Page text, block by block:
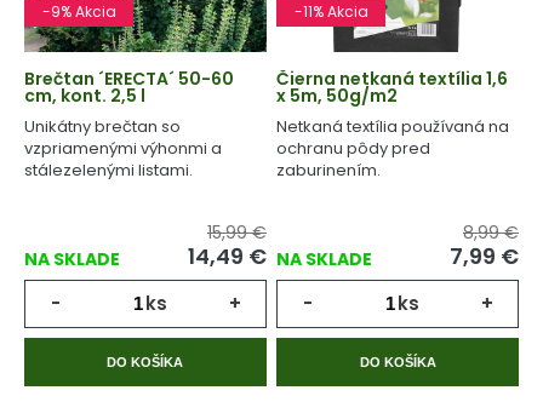
-9% Akcia
Brečtan ´ERECTA´ 50-60
cm, kont. 2,5 l
Unikátny brečtan so
vzpriamenými výhonmi a
stálezelenými listami.
NA SKLADE
15,99 €
14,49 €
- ks +
DO KOŠÍKA
-11% Akcia
Čierna netkaná textília 1,6
x 5m, 50g/m2
Netkaná textília používaná na
ochranu pôdy pred
zaburinením.
NA SKLADE
8,99 €
7,99 €
- ks +
DO KOŠÍKA